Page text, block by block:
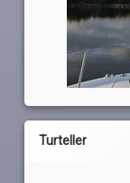
Turteller